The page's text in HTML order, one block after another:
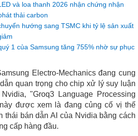
và loa thanh 2026 nhận chứng nhận
thải carbon
hướng sang TSMC khi tỷ lệ sản xuất
1 của Samsung tăng 755% nhờ sự phục
Electro-Mechanics đang cung
quan trọng cho chip xử lý suy luận
"Groq3 Language Processing
được xem là đang củng cố vị thế
thái bán dẫn AI của Nvidia bằng cách
cấp hàng đầu.